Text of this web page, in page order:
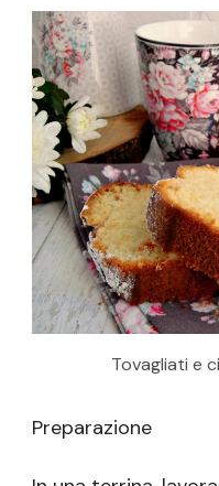
Tovagliati e
Preparazione